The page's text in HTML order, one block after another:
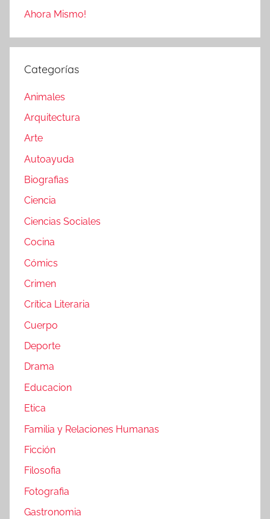
Ahora Mismo!
Categorías
Animales
Arquitectura
Arte
Autoayuda
Biografias
Ciencia
Ciencias Sociales
Cocina
Cómics
Crimen
Crítica Literaria
Cuerpo
Deporte
Drama
Educacion
Etica
Familia y Relaciones Humanas
Ficción
Filosofia
Fotografia
Gastronomia